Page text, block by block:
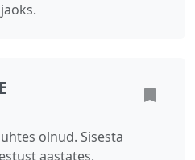
olnud. Sisesta
aastates,